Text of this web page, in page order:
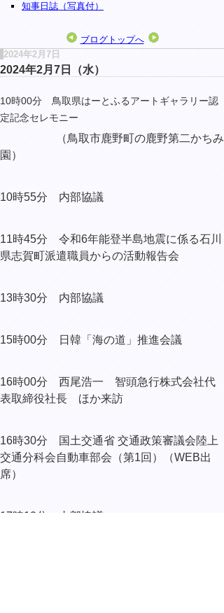
知事日誌（写真付）
ブログトップへ
2024年2月7日
2024年2月7日（水）
10時00分 鳥取県はーとふるアートギャラリー認
定記念セレモニー
（鳥取市鹿野町の鹿野第二かちみ
園）
10時55分 内部協議
11時45分 令和6年能登半島地震に係る石川
県志賀町派遣職員からの活動報告会
13時30分 内部協議
15時00分 日韓「海の道」推進会議
16時00分 西尾浩一 智頭急行株式会社代
表取締役社長 ほか来訪
16時30分 国土交通省 交通政策審議会陸上
交通分科会自動車部会（第1回）（WEB出
席）
17時10分 内部協議